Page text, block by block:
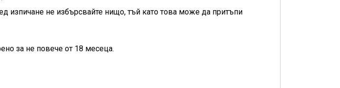
изпичане не избърсвайте нищо, тъй като това може да притъпи
за не повече от 18 месеца.